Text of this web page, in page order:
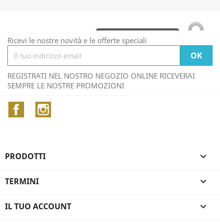
Ricevi le nostre novità e le offerte speciali
REGISTRATI NEL NOSTRO NEGOZIO ONLINE RICEVERAI
SEMPRE LE NOSTRE PROMOZIONI
Facebook
PRODOTTI 
TERMINI 
IL TUO ACCOUNT 